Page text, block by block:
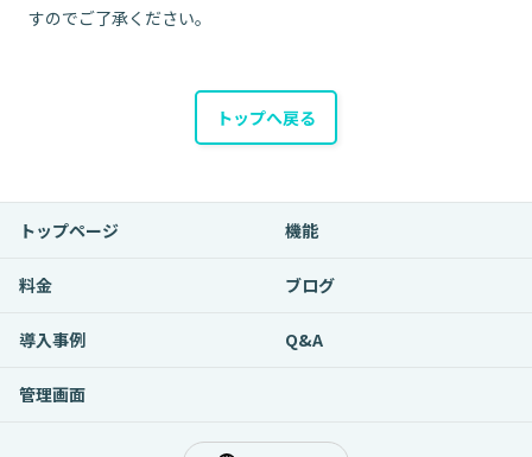
すのでご了承ください。
トップへ戻る
トップページ 機能
料金 ブログ
導入事例 Q&A
管理画面